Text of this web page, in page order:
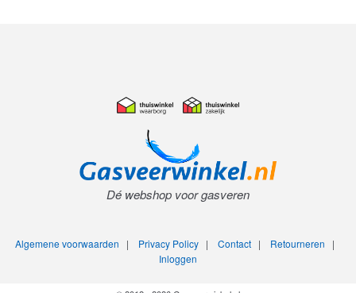
Dé webshop voor gasveren
Algemene voorwaarden | Privacy Policy| Contact| Retourneren |
Inloggen